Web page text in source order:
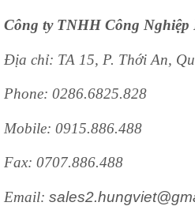
Công ty TNHH Công Nghiệp
Địa chỉ: TA 15, P. Thới An,
Phone: 0286.6825.828
Mobile: 0915.886.488
Fax: 0707.886.488
Email: